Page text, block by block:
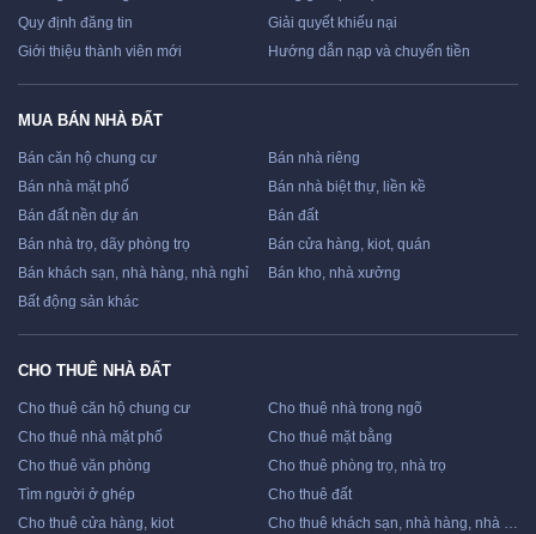
Quy định đăng tin
Giải quyết khiếu nại
Giới thiệu thành viên mới
Hướng dẫn nạp và chuyển tiền
MUA BÁN NHÀ ĐẤT
Bán căn hộ chung cư
Bán nhà riêng
Bán nhà mặt phố
Bán nhà biệt thự, liền kề
Bán đất nền dự án
Bán đất
Bán nhà trọ, dãy phòng trọ
Bán cửa hàng, kiot, quán
Bán khách sạn, nhà hàng, nhà nghỉ
Bán kho, nhà xưởng
Bất động sản khác
CHO THUÊ NHÀ ĐẤT
Cho thuê căn hộ chung cư
Cho thuê nhà trong ngõ
Cho thuê nhà mặt phố
Cho thuê mặt bằng
Cho thuê văn phòng
Cho thuê phòng trọ, nhà trọ
Tìm người ở ghép
Cho thuê đất
Cho thuê cửa hàng, kiot
Cho thuê khách sạn, nhà hàng, nhà nghỉ